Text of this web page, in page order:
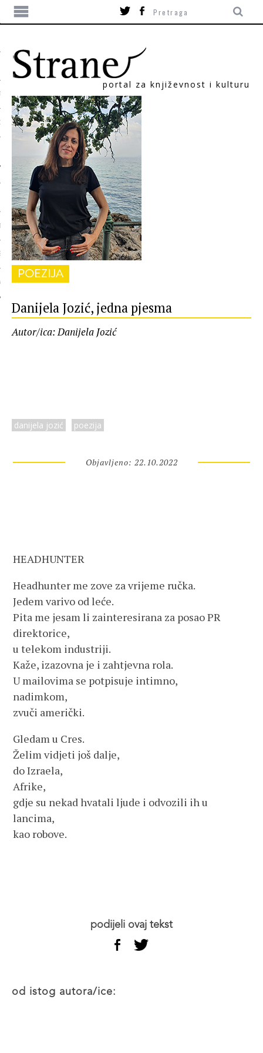
portal za književnost i kulturu
POEZIJA
Danijela Jozić, jedna pjesma
Autor/ica: Danijela Jozić
danijela jozić poezija
Objavljeno: 22.10.2022
HEADHUNTER
Headhunter me zove za vrijeme ručka.
Jedem varivo od leće.
Pita me jesam li zainteresirana za posao PR
direktorice,
u telekom industriji.
Kaže, izazovna je i zahtjevna rola.
U mailovima se potpisuje intimno,
nadimkom,
zvuči američki.
Gledam u Cres.
Želim vidjeti još dalje,
do Izraela,
Afrike,
gdje su nekad hvatali ljude i odvozili ih u
lancima,
kao robove.
podijeli ovaj tekst
od istog autora/ice: